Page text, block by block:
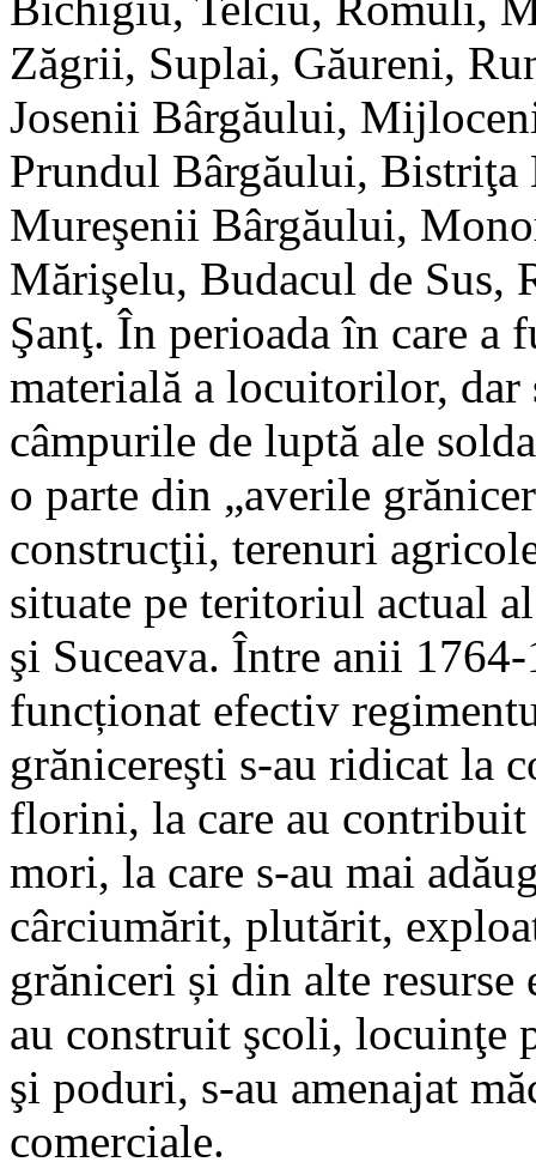
Zăgrii, Suplai, Găureni,
Josenii Bârgăului,
Prundul Bârgăului,
Mureşenii Bârgăului,
Mărişelu, Budacul de
Şanţ. În perioada în care
materială a locuitorilor, dar
câmpurile de luptă ale
o parte din „averile
construcţii, terenuri
situate pe teritoriul actual
şi Suceava. Între anii
funcționat efectiv
grănicereşti s-au ridicat la
florini, la care au contribuit
mori, la care s-au mai
cârciumărit, plutărit,
grăniceri și din alte
au construit şcoli, locuinţe
şi poduri, s-au amenajat
comerciale.